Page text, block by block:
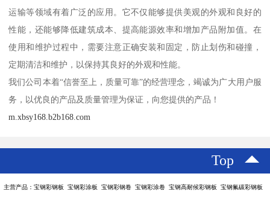
运输等领域有着广泛的应用。它不仅能够提供美观的外观和良好的
性能，还能够降低建筑成本、提高能源效率和增加产品附加值。在
使用和维护过程中，需要注意正确安装和固定，防止划伤和碰撞，
定期清洁和维护，以保持其良好的外观和性能。
我们公司本着“信誉至上，质量可靠”的经营理念，竭诚为广大用户服
务，以优良的产品及质量管理为保证，向您提供的产品！
m.xbsy168.b2b168.com
Top
主营产品：宝钢彩钢板 宝钢彩涂板 宝钢彩钢卷 宝钢彩涂卷 宝钢高耐候彩钢板 宝钢氟碳彩钢板